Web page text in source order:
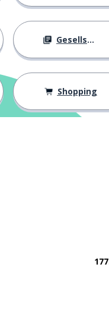
Gesellschaft
Shopping